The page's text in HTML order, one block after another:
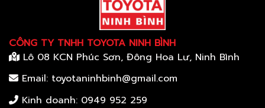
CÔNG TY TNHH TOYOTA NINH BÌNH
Lô 08 KCN Phúc Sơn, Đông Hoa Lư, Ninh Bình
Email: toyotaninhbinh@gmail.com
Kinh doanh: 0949 952 259